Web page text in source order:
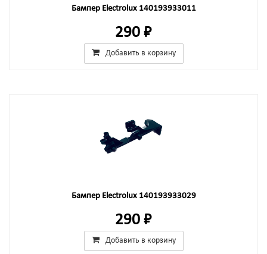
Бампер Electrolux 140193933011
290 ₽
Добавить в корзину
Бампер Electrolux 140193933029
290 ₽
Добавить в корзину